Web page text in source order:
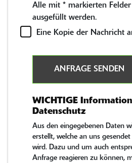
Alle mit * markierten Felder
ausgefüllt werden.
Eine Kopie der Nachricht
ANFRAGE SENDEN
WICHTIGE
Datenschutz
Aus den eingegebenen Daten
erstellt, welche an uns
wird. Dazu und um auch
Anfrage reagieren zu können,